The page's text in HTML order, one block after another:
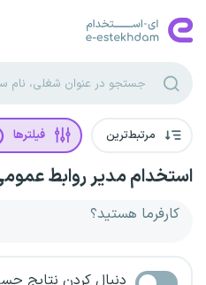
مرتبط‌ترین فیلترها
استخدام مدیر روابط
کارفرما هستید؟
دنبال کردن نتایج